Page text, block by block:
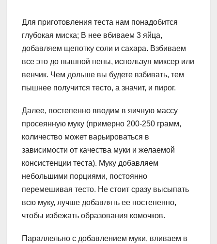
Для приготовления теста нам понадобится
глубокая миска; В нее вбиваем 3 яйца,
добавляем щепотку соли и сахара. Взбиваем
все это до пышной пены, используя миксер или
венчик. Чем дольше вы будете взбивать, тем
пышнее получится тесто, а значит, и пирог.
Далее, постепенно вводим в яичную массу
просеянную муку (примерно 200-250 грамм,
количество может варьироваться в
зависимости от качества муки и желаемой
консистенции теста). Муку добавляем
небольшими порциями, постоянно
перемешивая тесто. Не стоит сразу высыпать
всю муку, лучше добавлять ее постепенно,
чтобы избежать образования комочков.
Параллельно с добавлением муки, вливаем в